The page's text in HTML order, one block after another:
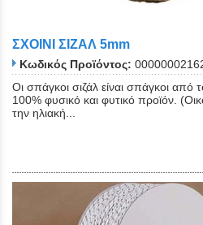
ΣΧΟΙΝΙ ΣΙΖΑΛ 5mm
Κωδικός Προϊόντος:
Οι σπάγκοι σιζάλ είναι σπάγκοι από
100% φυσικό και φυτικό προϊόν.
την ηλιακή...